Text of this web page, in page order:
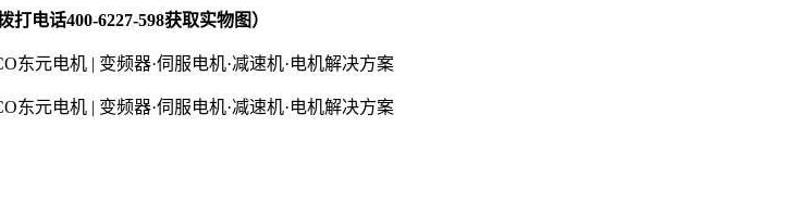
电话400-6227-598获取实物图）